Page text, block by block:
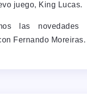
juego, King Lucas.
las novedades
Fernando Moreiras.